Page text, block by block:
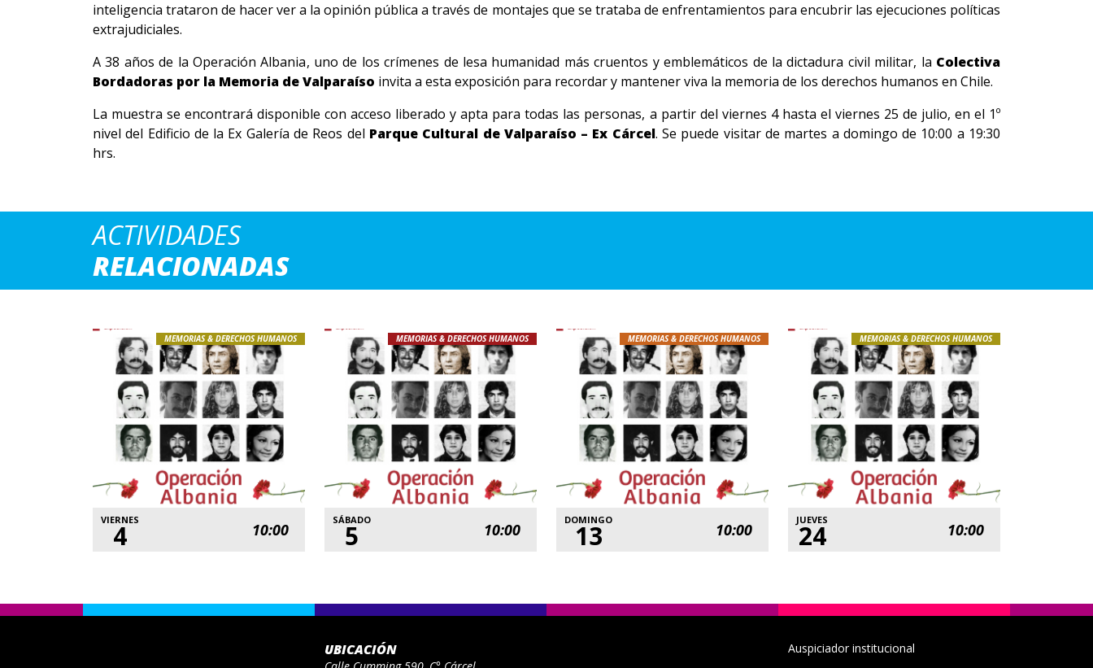
inteligencia trataron de hacer ver a la opinión pública a través de montajes que se trataba de enfrentamientos para encubrir las ejecuciones políticas
extrajudiciales.
A 38 años de la Operación Albania, uno de los crímenes de lesa humanidad más cruentos y emblemáticos de la dictadura civil militar, la Colectiva
Bordadoras por la Memoria de Valparaíso invita a esta exposición para recordar y mantener viva la memoria de los derechos humanos en Chile.
La muestra se encontrará disponible con acceso liberado y apta para todas las personas, a partir del viernes 4 hasta el viernes 25 de julio, en el 1º
nivel del Edificio de la Ex Galería de Reos del Parque Cultural de Valparaíso – Ex Cárcel. Se puede visitar de martes a domingo de 10:00 a 19:30
hrs.
ACTIVIDADES
RELACIONADAS
MEMORIAS & DERECHOS HUMANOS
VIERNES
4 10:00
MEMORIAS & DERECHOS HUMANOS
SÁBADO
5 10:00
MEMORIAS & DERECHOS HUMANOS
DOMINGO
13 10:00
MEMORIAS & DERECHOS HUMANOS
JUEVES
24 10:00
UBICACIÓN Auspiciador institucional